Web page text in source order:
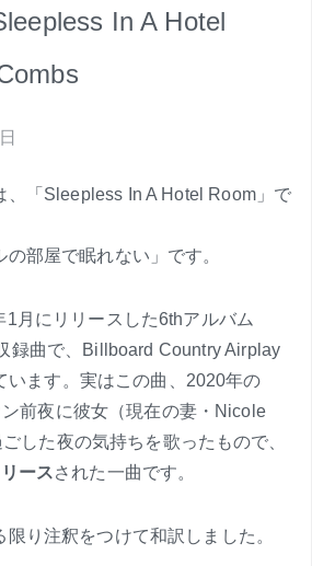
In A Hotel
、「Sleepless In A Hotel Room」で
部屋で眠れない」です。
1月にリリースした6thアルバム
録曲で、Billboard Country Airplay
います。実はこの曲、2020年の
前夜に彼女（現在の妻・Nicole
した夜の気持ちを歌ったもので、
ースされた一曲です。
り注釈をつけて和訳しました。